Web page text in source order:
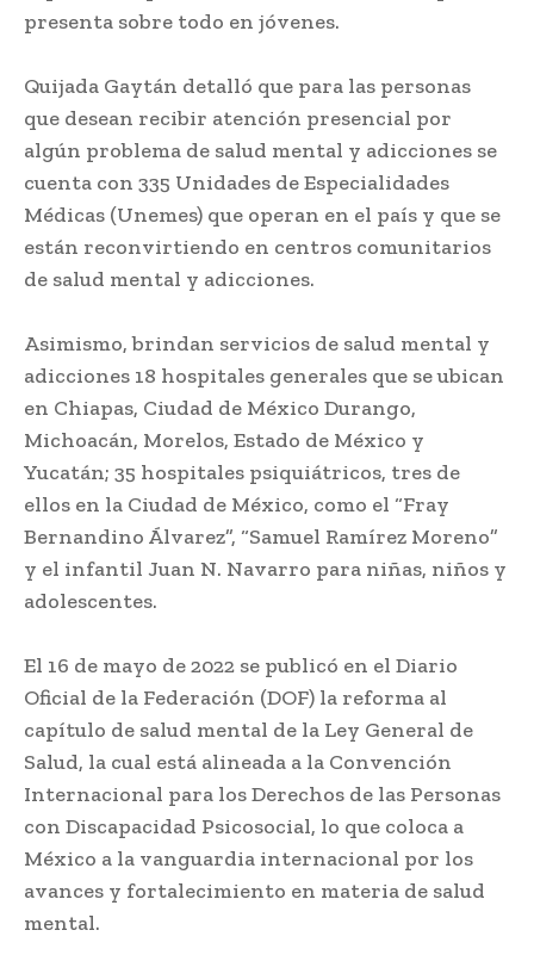
presenta sobre todo en jóvenes.
Quijada Gaytán detalló que para las personas
que desean recibir atención presencial por
algún problema de salud mental y adicciones se
cuenta con 335 Unidades de Especialidades
Médicas (Unemes) que operan en el país y que se
están reconvirtiendo en centros comunitarios
de salud mental y adicciones.
Asimismo, brindan servicios de salud mental y
adicciones 18 hospitales generales que se ubican
en Chiapas, Ciudad de México Durango,
Michoacán, Morelos, Estado de México y
Yucatán; 35 hospitales psiquiátricos, tres de
ellos en la Ciudad de México, como el “Fray
Bernandino Álvarez”, “Samuel Ramírez Moreno”
y el infantil Juan N. Navarro para niñas, niños y
adolescentes.
El 16 de mayo de 2022 se publicó en el Diario
Oficial de la Federación (DOF) la reforma al
capítulo de salud mental de la Ley General de
Salud, la cual está alineada a la Convención
Internacional para los Derechos de las Personas
con Discapacidad Psicosocial, lo que coloca a
México a la vanguardia internacional por los
avances y fortalecimiento en materia de salud
mental.